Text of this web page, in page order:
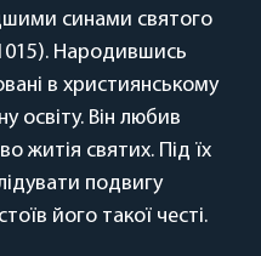
синами святого
Народившись
в християнському
освіту. Він любив
житія святих. Під їх
подвигу
його такої честі.